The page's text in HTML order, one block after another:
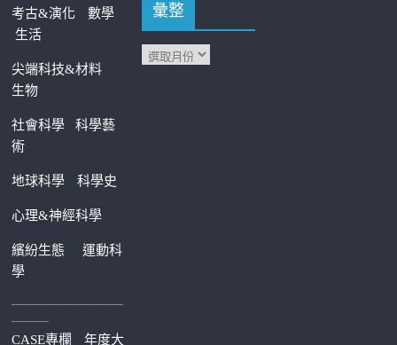
考古&演化
數學
生活
尖端科技&材料
生物
社會科學科學藝
術
地球科學 科學史
心理&神經科學
繽紛生態運動科
學
—————————
———
CASE專欄 年度大
彙整